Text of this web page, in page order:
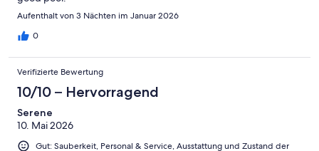
Aufenthalt von 3 Nächten im Januar 2026
0
Verifizierte Bewertung
10/10 – Hervorragend
Serene
10. Mai 2026
Gut: Sauberkeit, Personal & Service, Ausstattung und Zustand der